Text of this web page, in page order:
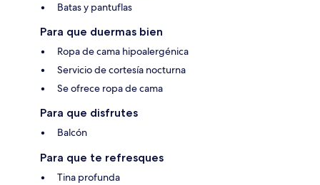
Batas y pantuflas
Para que duermas bien
Ropa de cama hipoalergénica
Servicio de cortesía nocturna
Se ofrece ropa de cama
Para que disfrutes
Balcón
Para que te refresques
Tina profunda